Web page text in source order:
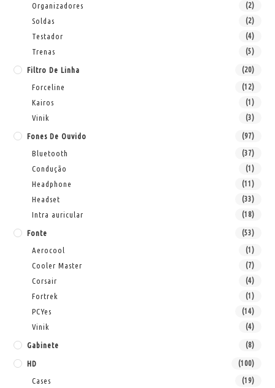
Organizadores (2)
Soldas (2)
Testador (4)
Trenas (5)
Filtro De Linha (20)
Forceline (12)
Kairos (1)
Vinik (3)
Fones De Ouvido (97)
Bluetooth (37)
Condução (1)
Headphone (11)
Headset (33)
Intra auricular (18)
Fonte (53)
Aerocool (1)
Cooler Master (7)
Corsair (4)
Fortrek (1)
PCYes (14)
Vinik (4)
Gabinete (8)
HD (100)
Cases (19)